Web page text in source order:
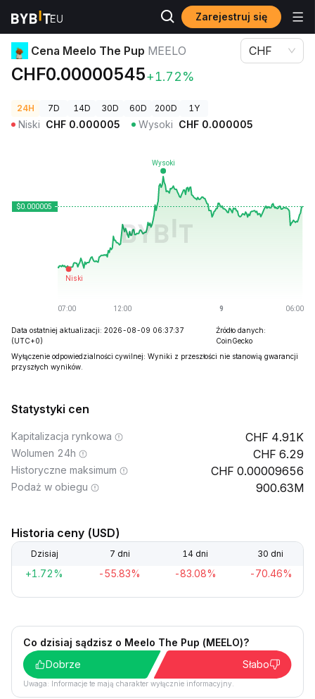
Zarejestruj się
Ceny kryptowalut Cena Meelo The Pup MEELO
Cena Meelo The Pup MEELO
CHF0.00000545+1.72%
CHF
24H 7D 14D 30D 60D 200D 1Y
Niski CHF 0.000005 Wysoki CHF 0.000005
Data ostatniej aktualizacji: 2026-08-09 06:37:37
(UTC+0)
Źródło danych:
CoinGecko
Wyłączenie odpowiedzialności cywilnej: Wyniki z przeszłości nie stanowią gwarancji
przyszłych wyników.
Statystyki cen
Kapitalizacja rynkowa 4.91K
Wolumen 24h 6.29
Historyczne maksimum 0.00009656
Podaż w obiegu 900.63M
Historia ceny (USD)
Dzisiaj 7 dni 14 dni 30 dni
+1.72% -55.83% -83.08% -70.46%
Co dzisiaj sądzisz o Meelo The Pup (MEELO)?
Dobrze
Słabo
Uwaga: Informacje te mają charakter wyłącznie informacyjny.